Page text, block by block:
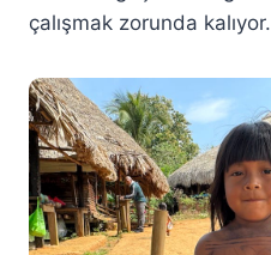
çalışmak zorunda kalıyor.